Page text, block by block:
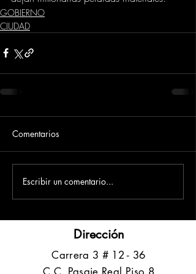
GOBIERNO
CIUDAD
Comentarios
Escribir un comentario...
Dirección
​Carrera 3 # 12 - 36